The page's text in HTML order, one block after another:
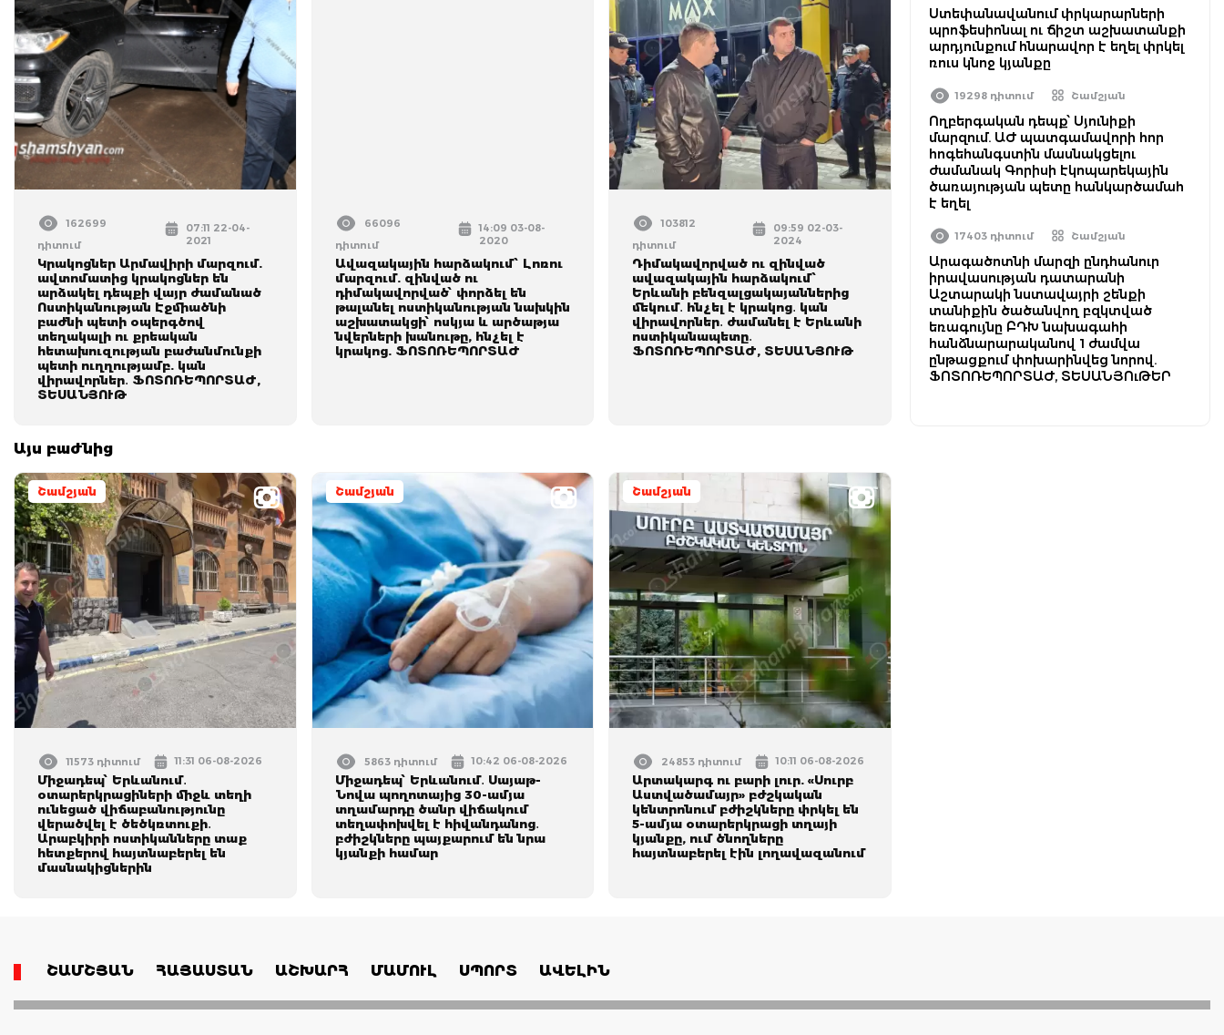
162699
դիտում
07:11 22-04-
2021
Կրակոցներ Արմավիրի մարզում.
ավտոմատից կրակոցներ են
արձակել դեպքի վայր ժամանած
Ոստիկանության Էջմիածնի
բաժնի պետի օպերգծով
տեղակալի ու քրեական
հետախուզության բաժանմունքի
պետի ուղղությամբ. կան
վիրավորներ․ ՖՈՏՈՌԵՊՈՐՏԱԺ,
ՏԵՍԱՆՅՈՒԹ
66096
դիտում
14:09 03-08-
2020
Ավազակային հարձակում՝ Լոռու
մարզում. զինված ու
դիմակավորված՝ փորձել են
թալանել ոստիկանության նախկին
աշխատակցի՝ ոսկյա և արծաթյա
նվերների խանութը, հնչել է
կրակոց. ՖՈՏՈՌԵՊՈՐՏԱԺ
103812
դիտում
09:59 02-03-
2024
Դիմակավորված ու զինված
ավազակային հարձակում՝
Երևանի բենզալցակայաններից
մեկում․ հնչել է կրակոց․ կան
վիրավորներ․ ժամանել է Երևանի
ոստիկանապետը․
ՖՈՏՈՌԵՊՈՐՏԱԺ, ՏԵՍԱՆՅՈՒԹ
Այս բաժնից
Շամշյան
11573 դիտում 11:31 06-08-2026
Միջադեպ՝ Երևանում․
օտարերկրացիների միջև տեղի
ունեցած վիճաբանությունը
վերածվել է ծեծկռտուքի․
Արաբկիրի ոստիկանները տաք
հետքերով հայտնաբերել են
մասնակիցներին
Շամշյան
5863 դիտում 10:42 06-08-2026
Միջադեպ՝ Երևանում․ Սայաթ-
Նովա պողոտայից 30-ամյա
տղամարդը ծանր վիճակում
տեղափոխվել է հիվանդանոց․
բժիշկները պայքարում են նրա
կյանքի համար
Շամշյան
24853 դիտում 10:11 06-08-2026
Արտակարգ ու բարի լուր. «Սուրբ
Աստվածամայր» բժշկական
կենտրոնում բժիշկները փրկել են
5-ամյա օտարերկրացի տղայի
կյանքը, ում ծնողները
հայտնաբերել էին լողավազանում
Ստեփանավանում փրկարարների
պրոֆեսիոնալ ու ճիշտ աշխատանքի
արդյունքում հնարավոր է եղել փրկել
ռուս կնոջ կյանքը
19298 դիտում Շամշյան
Ողբերգական դեպք՝ Սյունիքի
մարզում. ԱԺ պատգամավորի հոր
հոգեհանգստին մասնակցելու
ժամանակ Գորիսի էկոպարեկային
ծառայության պետը հանկարծամահ
է եղել
17403 դիտում Շամշյան
Արագածոտնի մարզի ընդհանուր
իրավասության դատարանի
Աշտարակի նստավայրի շենքի
տանիքին ծածանվող բզկտված
եռագույնը ԲԴԽ նախագահի
հանձնարարականով 1 ժամվա
ընթացքում փոխարինվեց նորով.
ՖՈՏՈՌԵՊՈՐՏԱԺ, ՏԵՍԱՆՅՈւԹԵՐ
ՇԱՄՇՅԱՆ ՀԱՅԱՍՏԱՆ ԱՇԽԱՐՀ ՄԱՄՈՒԼ ՍՊՈՐՏ ԱՎԵԼԻՆ